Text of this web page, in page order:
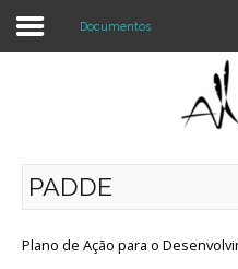
Agrupamento
Documentos
PADDE
Plano de Ação para o